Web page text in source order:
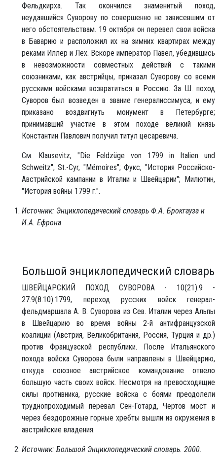
Фельдкирха. Так окончился знаменитый поход,
неудавшийся Суворову по совершенно не зависевшим от
него обстоятельствам. 19 октября он перевел свои войска
в Баварию и расположил их на зимних квартирах между
реками Иллер и Лех. Вскоре император Павел, убедившись
в невозможности совместных действий с такими
союзниками, как австрийцы, приказал Суворову со всеми
русскими войсками возвратиться в Россию. За Ш. поход
Суворов был возведен в звание генералиссимуса, и ему
приказано воздвигнуть монумент в Петербурге;
принимавший участие в этом походе великий князь
Константин Павлович получил титул цесаревича.
См. Klausevitz, "Die Feldzüge von 1799 in Italien und
Schweitz"; St.-Cyr, "Mémoires"; Фукс, "История Российско-
Австрийской кампании в Италии и Швейцарии"; Милютин,
"История войны 1799 г.".
Источник: Энциклопедический словарь Ф.А. Брокгауза и
И.А. Ефрона
Большой энциклопедический словарь
ШВЕЙЦАРСКИЙ ПОХОД СУВОРОВА - 10(21).9 -
27.9(8.10).1799, переход русских войск генерал-
фельдмаршала А. В. Суворова из Сев. Италии через Альпы
в Швейцарию во время войны 2-й антифранцузской
коалиции (Австрия, Великобритания, Россия, Турция и др.)
против Французской республики. После Итальянского
похода войска Суворова были направлены в Швейцарию,
откуда союзное австрийское командование отвело
большую часть своих войск. Несмотря на превосходящие
силы противника, русские войска с боями преодолели
труднопроходимый перевал Сен-Готард, Чертов мост и
через бездорожные горные хребты вышли из окружения в
австрийские владения.
Источник: Большой Энциклопедический словарь. 2000.